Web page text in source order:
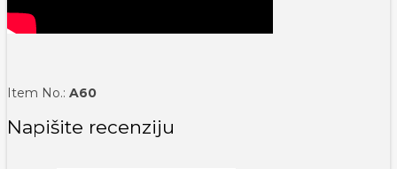
Item No.: A60
Napišite recenziju